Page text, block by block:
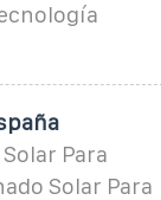
Para
Solar Para